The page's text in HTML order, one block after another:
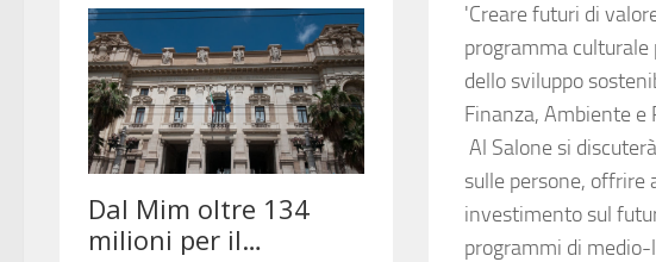
'Creare futuri di
programma
dello sviluppo
Finanza, Ambiente e
Al Salone si
sulle persone, offrire
investimento sul
programmi di